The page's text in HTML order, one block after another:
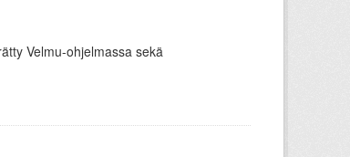
Velmu-ohjelmassa sekä